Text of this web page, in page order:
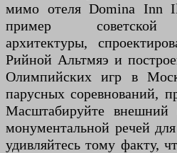
мимо отеля Domina Inn
пример советской
архитектуры,
Рийной Альтмяэ и
Олимпийских игр в
парусных соревнований,
Масштабируйте
монументальной речей
удивляйтесь тому факту,